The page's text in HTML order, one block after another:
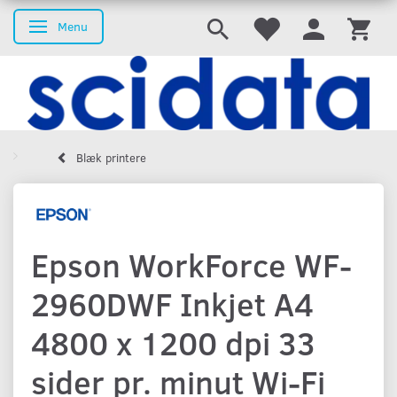
Skifte navigation
Menu
Blæk printere
Epson WorkForce WF-
2960DWF Inkjet A4
4800 x 1200 dpi 33
sider pr. minut Wi-Fi